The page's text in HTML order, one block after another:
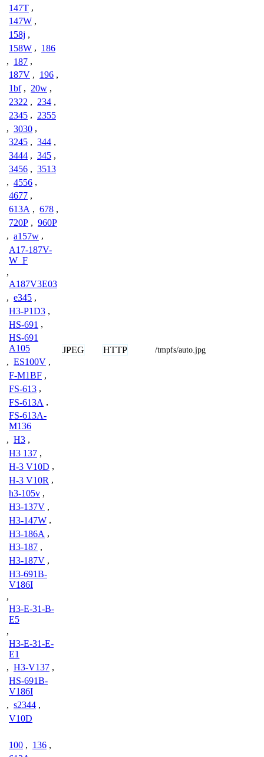
147T ,
147W ,
158j ,
158W , 186
, 187 ,
187V , 196 ,
1bf , 20w ,
2322 , 234 ,
2345 , 2355
, 3030 ,
3245 , 344 ,
3444 , 345 ,
3456 , 3513
, 4556 ,
4677 ,
613A , 678 ,
720P , 960P
, a157w ,
A17-187V-
W_F
,
A187V3E03
, e345 ,
H3-P1D3 ,
HS-691 ,
HS-691
A105
, ES100V ,
F-M1BF ,
FS-613 ,
FS-613A ,
FS-613A-
M136
, H3 ,
H3 137 ,
H-3 V10D ,
H-3 V10R ,
h3-105v ,
H3-137V ,
H3-147W ,
H3-186A ,
H3-187 ,
H3-187V ,
H3-691B-
V186I
,
H3-E-31-B-
E5
,
H3-E-31-E-
E1
, H3-V137 ,
HS-691B-
V186I
, s2344 ,
V10D
JPEG HTTP /tmpfs/auto.jpg
100 , 136 ,